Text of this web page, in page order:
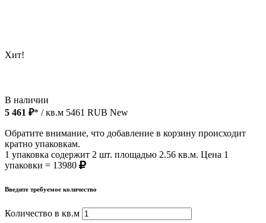
Хит!
В наличии
5 461 ₽* / кв.м 5461 RUB New
Обратите внимание, что добавление в корзину происходит
кратно упаковкам.
1 упаковка содержит 2 шт. площадью 2.56 кв.м. Цена 1
упаковки = 13980
Введите требуемое количество
Количество в кв.м